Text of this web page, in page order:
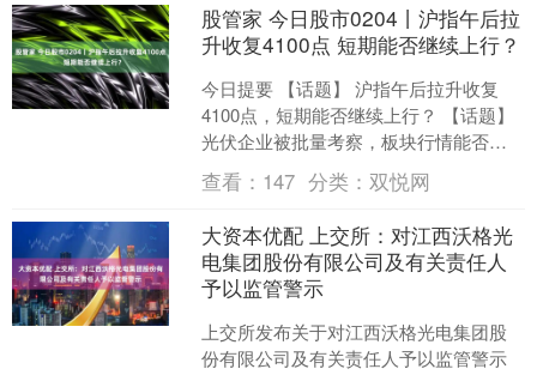
股管家 今日股市0204丨沪指午后拉
升收复4100点 短期能否继续上行？
今日提要 【话题】 沪指午后拉升收复
4100点，短期能否继续上行？ 【话题】
光伏企业被批量考察，板块行情能否延
续？ 【观点】李奇琪：全球流动性难以
收紧，继续看多....
查看： 147 分类： 双悦网
大资本优配 上交所：对江西沃格光
电集团股份有限公司及有关责任人
予以监管警示
上交所发布关于对江西沃格光电集团股
份有限公司及有关责任人予以监管警示